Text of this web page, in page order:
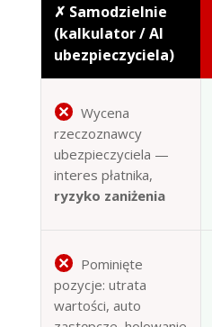
✗ Samodzielnie
(kalkulator / AI
ubezpieczyciela)
Wycena
rzeczoznawcy
ubezpieczyciela —
interes płatnika,
ryzyko zaniżenia
Pominięte
pozycje: utrata
wartości, auto